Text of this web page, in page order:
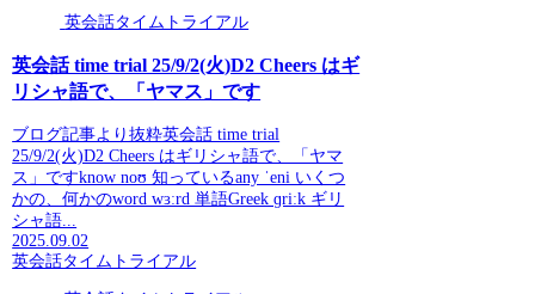
英会話タイムトライアル
英会話 time trial 25/9/2(火)D2 Cheers はギ
リシャ語で、「ヤマス」です
ブログ記事より抜粋英会話 time trial
25/9/2(火)D2 Cheers はギリシャ語で、「ヤマ
ス」ですknow noʊ 知っているany ˈeni いくつ
かの、何かのword wɜːrd 単語Greek ɡriːk ギリ
シャ語...
2025.09.02
英会話タイムトライアル